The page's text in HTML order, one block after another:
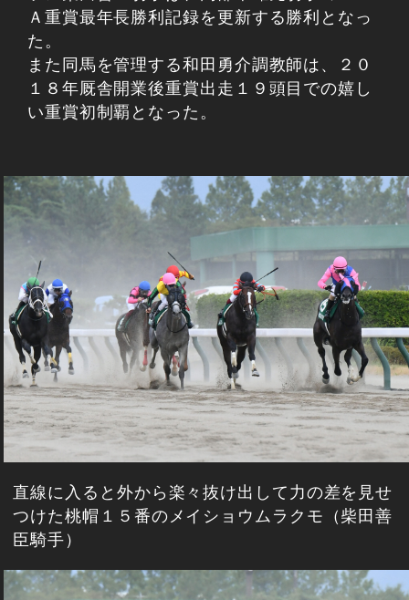
Ａ重賞最年長勝利記録を更新する勝利となっ
た。
また同馬を管理する和田勇介調教師は、２０
１８年厩舎開業後重賞出走１９頭目での嬉し
い重賞初制覇となった。
直線に入ると外から楽々抜け出して力の差を見せ
つけた桃帽１５番のメイショウムラクモ（柴田善
臣騎手）